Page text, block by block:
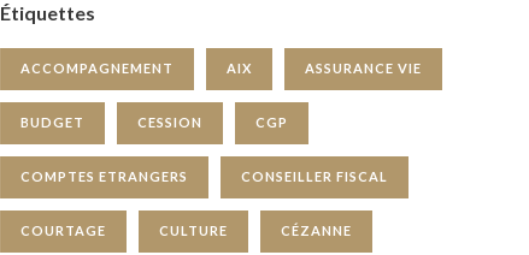
Étiquettes
ACCOMPAGNEMENT AIX ASSURANCE VIE
BUDGET CESSION CGP
COMPTES ETRANGERS CONSEILLER FISCAL
COURTAGE CULTURE CÉZANNE